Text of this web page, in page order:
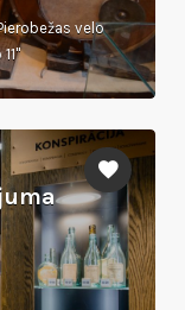
velo